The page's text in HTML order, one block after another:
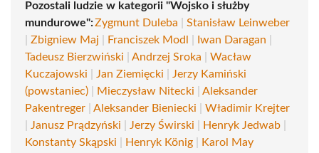
Pozostali ludzie w kategorii "Wojsko i służby
mundurowe":Zygmunt Duleba
Stanisław Leinweber
Zbigniew Maj Franciszek Modl Iwan Daragan
Tadeusz Bierzwiński
Andrzej Sroka
Wacław
Kuczajowski
Jan Ziemięcki
Jerzy Kamiński
(powstaniec)
Mieczysław Nitecki
Aleksander
Pakentreger
Aleksander Bieniecki
Władimir Krejter
Janusz Prądzyński Jerzy Świrski Henryk Jedwab
Konstanty Skąpski
Henryk König
Karol May